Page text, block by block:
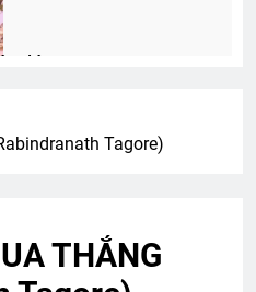
đó
Tagore)
THẮNG